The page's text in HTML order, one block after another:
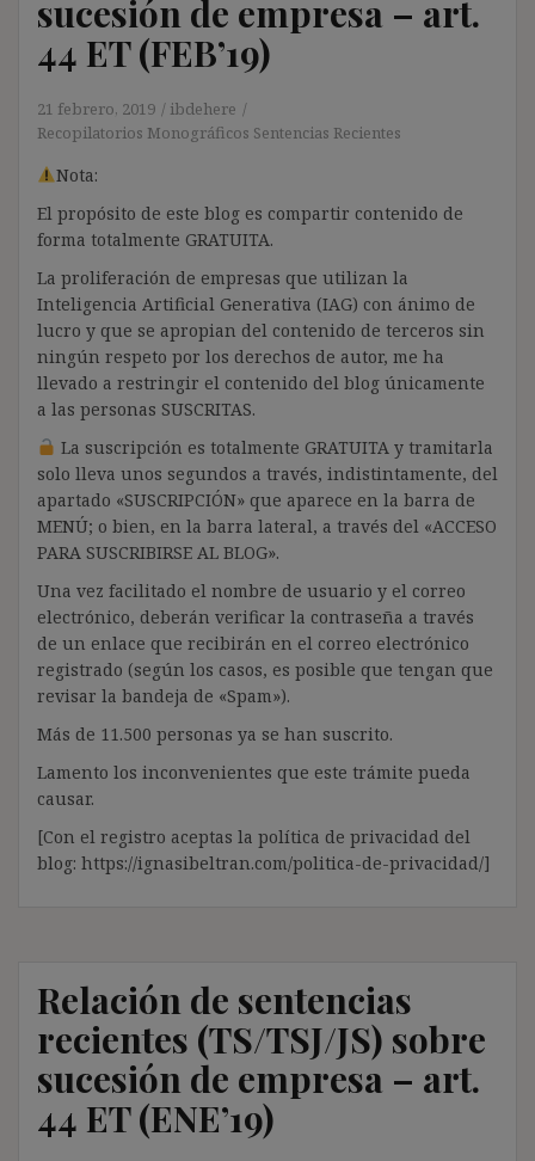
sucesión de empresa – art.
44 ET (FEB’19)
21 febrero, 2019
ibdehere
Recopilatorios Monográficos Sentencias Recientes
Nota:
El propósito de este blog es compartir contenido de
forma totalmente GRATUITA.
La proliferación de empresas que utilizan la
Inteligencia Artificial Generativa (IAG) con ánimo de
lucro y que se apropian del contenido de terceros sin
ningún respeto por los derechos de autor, me ha
llevado a restringir el contenido del blog únicamente
a las personas SUSCRITAS.
La suscripción es totalmente GRATUITA y tramitarla
solo lleva unos segundos a través, indistintamente, del
apartado «SUSCRIPCIÓN» que aparece en la barra de
MENÚ; o bien, en la barra lateral, a través del «ACCESO
PARA SUSCRIBIRSE AL BLOG».
Una vez facilitado el nombre de usuario y el correo
electrónico, deberán verificar la contraseña a través
de un enlace que recibirán en el correo electrónico
registrado (según los casos, es posible que tengan que
revisar la bandeja de «Spam»).
Más de 11.500 personas ya se han suscrito.
Lamento los inconvenientes que este trámite pueda
causar.
[Con el registro aceptas la política de privacidad del
blog: https://ignasibeltran.com/politica-de-privacidad/]
Relación de sentencias
recientes (TS/TSJ/JS) sobre
sucesión de empresa – art.
44 ET (ENE’19)